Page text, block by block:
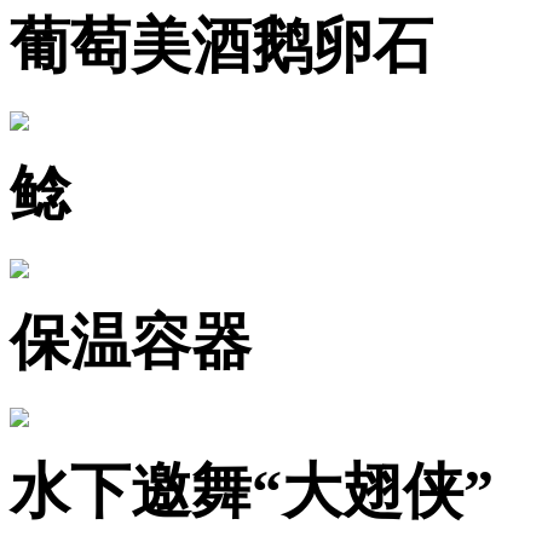
葡萄美酒鹅卵石
鲶
保温容器
水下邀舞“大翅侠”